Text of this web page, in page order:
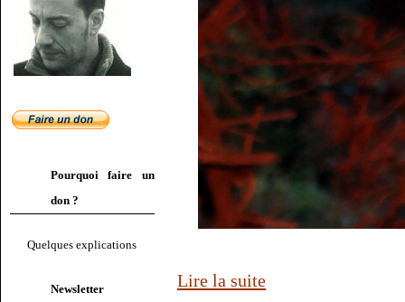
Pourquoi faire un
don ?
Quelques explications
Newsletter Lire la suite